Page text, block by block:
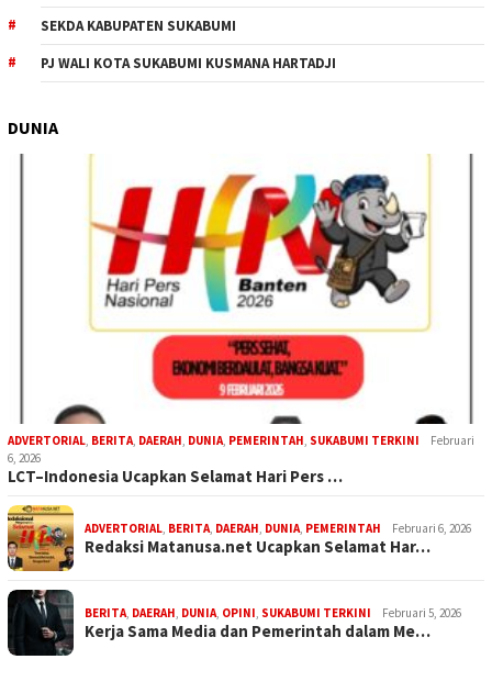
SEKDA KABUPATEN SUKABUMI
PJ WALI KOTA SUKABUMI KUSMANA HARTADJI
DUNIA
ADVERTORIAL, BERITA, DAERAH, DUNIA, PEMERINTAH, SUKABUMI TERKINI
Februari
6, 2026
LCT–Indonesia Ucapkan Selamat Hari Pers …
ADVERTORIAL, BERITA, DAERAH, DUNIA, PEMERINTAH Februari 6, 2026
Redaksi Matanusa.net Ucapkan Selamat Har…
BERITA, DAERAH, DUNIA, OPINI, SUKABUMI TERKINI Februari 5, 2026
Kerja Sama Media dan Pemerintah dalam Me…